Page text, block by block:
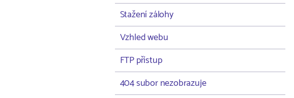
Stažení zálohy
Vzhled webu
FTP přístup
404 subor nezobrazuje